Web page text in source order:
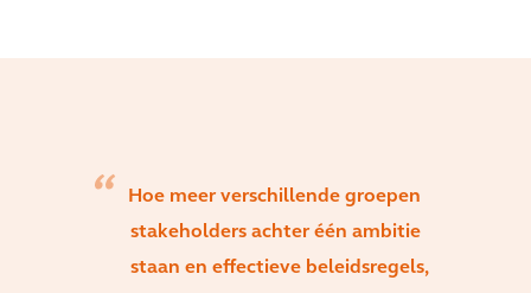
Hoe meer verschillende groepen
stakeholders achter één ambitie
staan en effectieve beleidsregels,